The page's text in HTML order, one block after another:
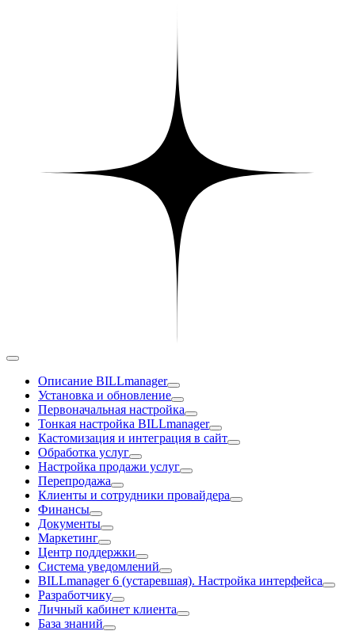
Описание BILLmanager
Установка и обновление
Первоначальная настройка
Тонкая настройка BILLmanager
Кастомизация и интеграция в сайт
Обработка услуг
Настройка продажи услуг
Перепродажа
Клиенты и сотрудники провайдера
Финансы
Документы
Маркетинг
Центр поддержки
Система уведомлений
BILLmanager 6 (устаревшая). Настройка интерфейса
Разработчику
Личный кабинет клиента
База знаний